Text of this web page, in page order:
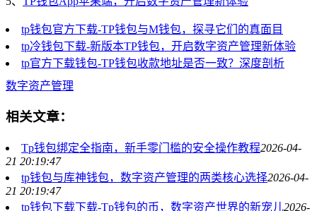
tp钱包官方下载-TP钱包与M钱包，探寻它们的真面目
tp冷钱包下载-新版本TP钱包，开启数字资产管理新体验
tp官方下载钱包-TP钱包收款地址是否一致？深度剖析
数字资产管理
相关文章：
Tp钱包绑定全指南，新手零门槛的安全操作教程2026-04-
21 20:19:47
tp钱包与库神钱包，数字资产管理的两类核心选择2026-04-
21 20:19:47
tp钱包下载下载-Tp钱包的币，数字资产世界的新宠儿2026-